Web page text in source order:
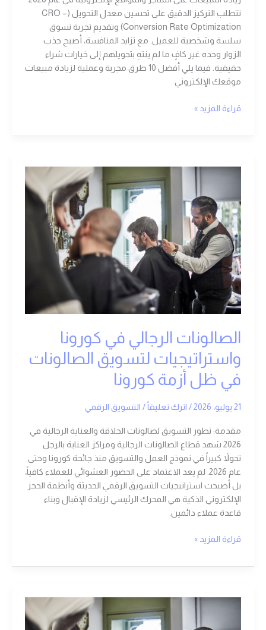
تتطلب التركيز الدقيق على تحسين معدل التحويل (CRO –
Conversion Rate Optimization) وتقديم تجربة تسوق
سلسة وشخصية للعميل. مع تزايد المنافسة، أصبح جذب
الزوار وحده غير كافٍ ما لم ينتهِ بتحويلهم إلى خيارات شراء
حقيقية. فيما يلي أفضل 10 طرق مجربة وعملية لزيادة مبيعات
موقعك الإلكتروني
قراءة المزيد »
الصالونات الرجالي في كورونا
واستراتيجيات لتسويق الصالونات
في ظل أزمة كورونا
21 يوليو، 2026 / اترك تعليقاً/ التسويق الرقمي
مقدمة: تطور التسويق لصالونات الحلاقة والعناية الرجالية في
2026 شهد قطاع الصالونات الرجالية ومراكز العناية بالرجل
تحولاً كبيراً في نموذج العمل والتسويق منذ جائحة كورونا وحتى
عام 2026. لم يعد الاعتماد على الحضور العشوائي للعملاء كافياً،
بل أصبحت استراتيجيات التسويق الرقمي الحديثة وأنظمة الحجز
الإلكتروني الذكية هي المحرك الرئيسي لزيادة الإقبال وبناء
قاعدة عملاء دائمين.
الصالونات
في
كورونا
واستراتيجيات
لتسويق
الصالونات
في
ظل
أزمة
كورونا
قراءة المزيد »
استراتيجيات